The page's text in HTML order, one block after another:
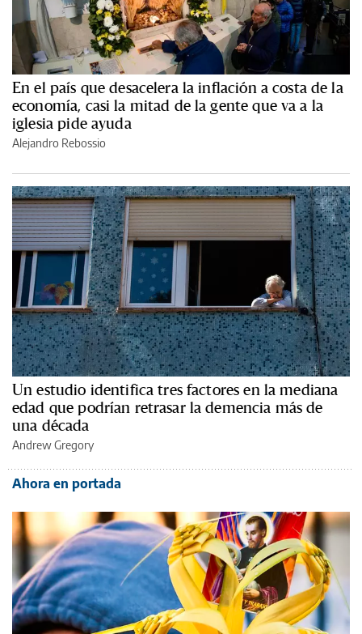
En el país que desacelera la inflación a costa de la
economía, casi la mitad de la gente que va a la
iglesia pide ayuda
Alejandro Rebossio
Un estudio identifica tres factores en la mediana
edad que podrían retrasar la demencia más de
una década
Andrew Gregory
Ahora en portada